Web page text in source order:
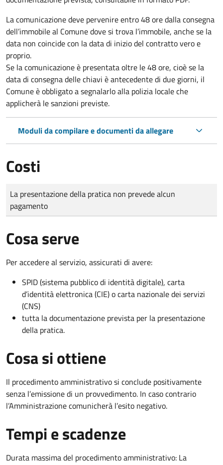
La comunicazione deve pervenireentro 48 oredalla consegna
dell’immobile al Comune dove si trova l’immobile, anche se la
data non coincide con la data di inizio del contratto vero e
proprio.
Se la comunicazione è presentata oltre le 48 ore, cioè se la
data di consegna delle chiavi è antecedente di due giorni, il
Comune è obbligato a segnalarlo alla polizia locale che
applicherà le sanzioni previste.
Moduli da compilare e documenti da allegare
Costi
Tipo di pagamento
Importo
La presentazione della pratica non prevede alcun
pagamento
Cosa serve
Per accedere al servizio, assicurati di avere:
SPID (sistema pubblico di identità digitale), carta
d’identità elettronica (CIE) o carta nazionale dei servizi
(CNS)
tutta la documentazione prevista per la presentazione
della pratica.
Cosa si ottiene
Il procedimento amministrativo si conclude positivamente
senza l’emissione di un provvedimento. In caso contrario
l’Amministrazione comunicherà l’esito negativo.
Tempi e scadenze
Durata massima del procedimento amministrativo: La